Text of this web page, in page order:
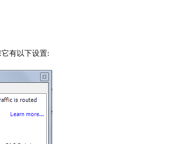
有以下设置: